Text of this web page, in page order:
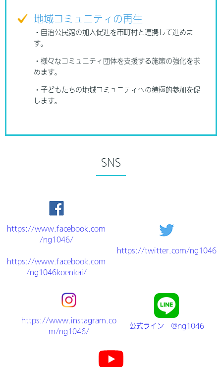
地域コミュニティの再生
・自治公民館の加入促進を市町村と連携して進めま
す。
・様々なコミュニティ団体を支援する施策の強化を求
めます。
・子どもたちの地域コミュニティへの積極的参加を促
します。
SNS
https://www.facebook.com
/ng1046/
https://www.facebook.com
/ng1046koenkai/
https://twitter.com/ng1046
https://www.instagram.co
m/ng1046/
公式ライン @ng1046